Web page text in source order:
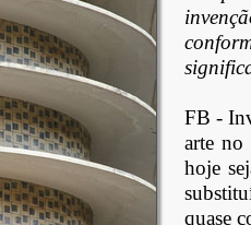
FB -
arte no
hoje
quase